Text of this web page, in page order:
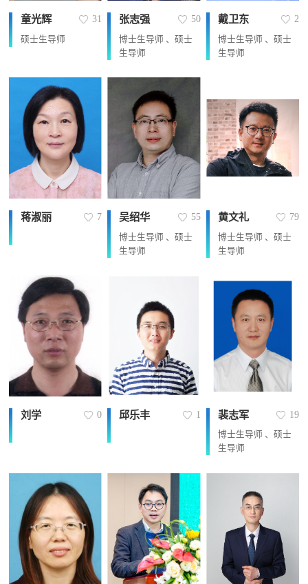
童光辉 31
硕士生导师
张志强 50
博士生导师 、硕士
生导师
戴卫东 2
博士生导师 、硕士
生导师
蒋淑丽 7 吴绍华 55
博士生导师 、硕士
生导师
黄文礼 79
博士生导师 、硕士
生导师
刘学 0 邱乐丰 1 裴志军 19
博士生导师 、硕士
生导师